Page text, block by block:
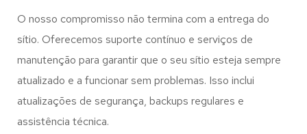
O nosso compromisso não termina com a entrega do
sítio. Oferecemos suporte contínuo e serviços de
manutenção para garantir que o seu sítio esteja sempre
atualizado e a funcionar sem problemas. Isso inclui
atualizações de segurança, backups regulares e
assistência técnica.